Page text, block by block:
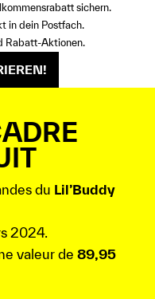
sichern.
in dein Postfach.
Rabatt-Aktionen.
du Lil’Buddy
2024.
valeur de 89,95